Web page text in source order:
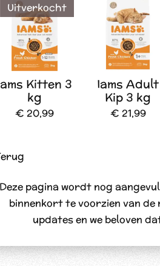
Uitverkocht
Kitten 3
kg
€ 20,99
Iams Adult
Kip 3 kg
€ 21,99
Deze pagina wordt nog
binnenkort te voorzien van
updates en we beloven